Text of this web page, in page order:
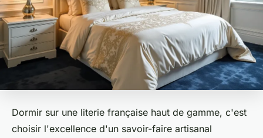
Dormir sur une literie française haut de gamme, c'est
choisir l'excellence d'un savoir-faire artisanal